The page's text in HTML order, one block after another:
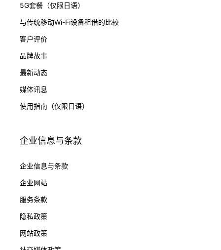
5G套餐（仅限日语）
与传统移动Wi-Fi设备租借的比较
客户评价
品牌故事
最新动态
媒体讯息
使用指南（仅限日语）
企业信息与条款
企业信息与条款
企业网站
服务条款
隐私政策
网站政策